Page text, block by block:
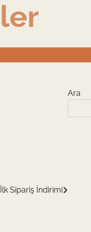
Sipariş İndirimi
Ara